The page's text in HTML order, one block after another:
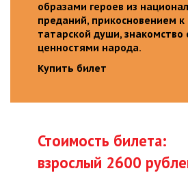
образами героев из
преданий, прикосновением
татарской души, знакомство
ценностями народа.
Купить билет
Стоимость билета:
взрослый 2600